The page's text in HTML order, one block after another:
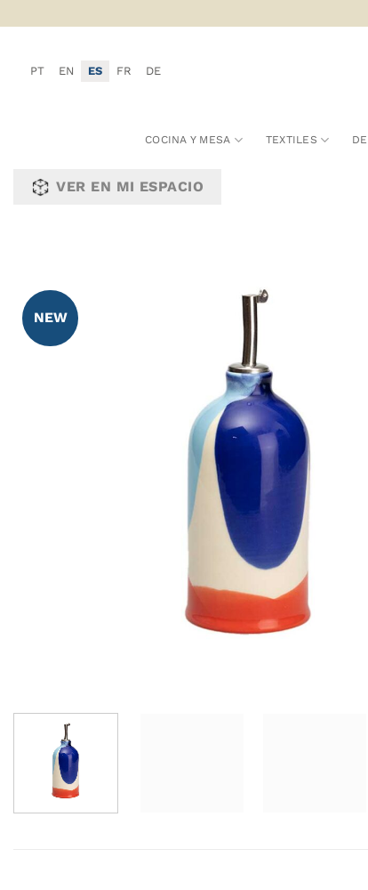
al
PT EN ES FR DE
COCINA Y MESA TEXTILES
VER EN MI ESPACIO
NEW